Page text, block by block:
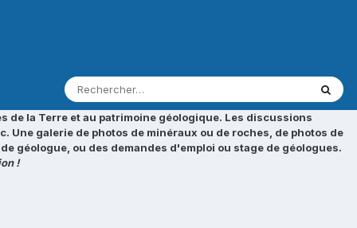
de la Terre et au patrimoine géologique. Les discussions
galerie de photos de minéraux ou de roches, de photos de
géologue, ou des demandes d'emploi ou stage de géologues.
!